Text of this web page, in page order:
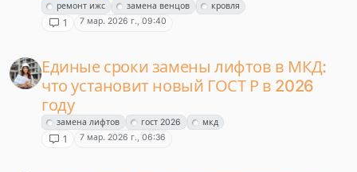
ремонт ижс замена венцов кровля
1 7 мар. 2026 г., 09:40
Единые сроки замены лифтов в МКД:
что установит новый ГОСТ Р в 2026
году
замена лифтов гост 2026 мкд
1 7 мар. 2026 г., 06:36